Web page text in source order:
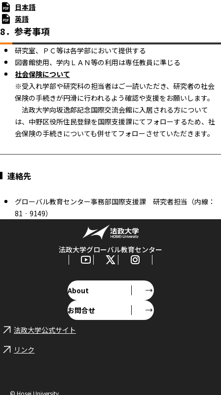
日本語
英語
8．参考事項
研究室、ＰＣ等は各学部において提供する
図書館使用、学内ＬＡＮ等の利用は専任教員に準じる
社会保険について
※受入れ学部や研究科の担当者はご一読いただき、研究者の社会
保険の手続きが円滑に行われるよう確認や支援をお願いします。
法政大学向坂逸郎記念国際交流会館に入居される方について
は、中野区役所住民登録を国際支援課にてフォローするため、社
会保険の手続きについても併せてフォローさせていただきます。
連絡先
グローバル教育センター事務部国際支援課 研究者担当（内線：
81‐9149）
法政大学グローバル教育センター
About
お問合せ
法政大学公式サイト
リンク
© Hosei University.